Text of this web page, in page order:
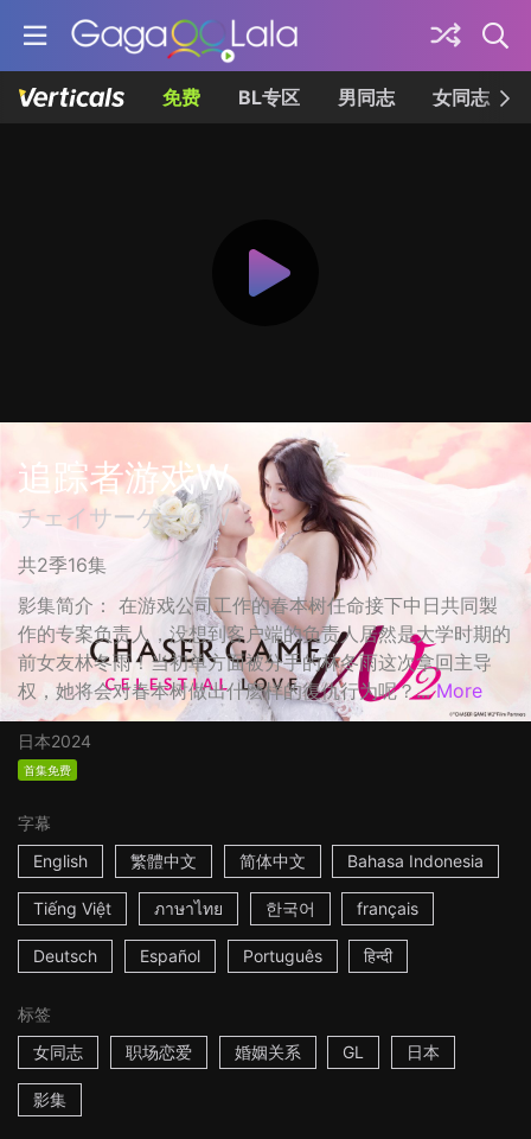
免费 BL专区 男同志 女同志
追踪者游戏W
チェイサーゲームW
共2季16集
影集简介： 在游戏公司工作的春本树任命接下中日共同製
作的专案负责人，没想到客户端的负责人居然是大学时期的
前女友林冬雨！当初单方面被分手的林冬雨这次拿回主导
权，她将会对春本树做出什麽样的復仇行为呢？... More
日本2024
首集免费
字幕
English
繁體中文 简体中文 Bahasa Indonesia
Tiếng Việt ภาษาไทย 한국어 français
Deutsch Español Português हिन्दी
标签
女同志
职场恋爱 婚姻关系 GL 日本
影集